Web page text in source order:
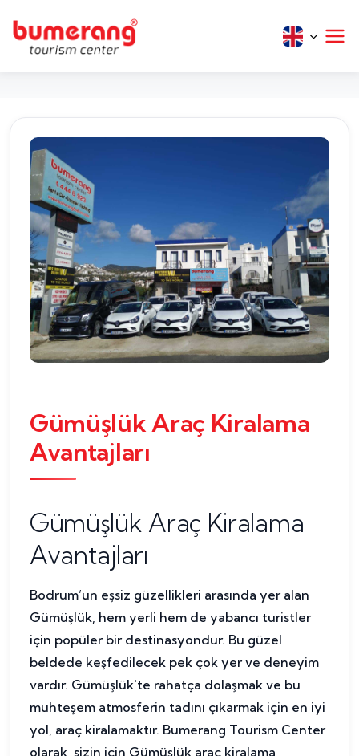
Gümüşlük Araç Kiralama
Avantajları
Gümüşlük Araç Kiralama
Avantajları
Bodrum’un eşsiz güzellikleri arasında yer alan
Gümüşlük, hem yerli hem de yabancı turistler
için popüler bir destinasyondur. Bu güzel
beldede keşfedilecek pek çok yer ve deneyim
vardır. Gümüşlük'te rahatça dolaşmak ve bu
muhteşem atmosferin tadını çıkarmak için en iyi
yol, araç kiralamaktır. Bumerang Tourism Center
olarak, sizin için Gümüşlük araç kiralama